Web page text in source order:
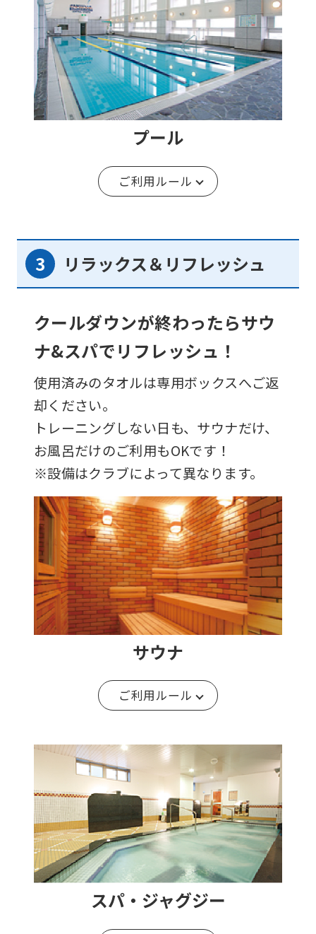
プール
ご利用ルール
リラックス＆リフレッシュ
クールダウンが終わったらサウ
ナ&スパでリフレッシュ！
使用済みのタオルは専用ボックスへご返
却ください。
トレーニングしない日も、サウナだけ、
お風呂だけのご利用もOKです！
※設備はクラブによって異なります。
サウナ
ご利用ルール
スパ・ジャグジー